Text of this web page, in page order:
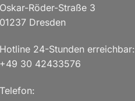
Oskar-Röder-Straße 3
01237 Dresden
Hotline 24-Stunden erreichbar:
+49 30 42433576
Telefon: